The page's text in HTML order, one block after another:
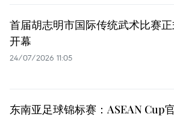
首届胡志明市国际传统武术比赛
开幕
24/07/2026 11:05
东南亚足球锦标赛：ASEAN Cup